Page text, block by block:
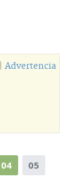
Advertencia
04
05